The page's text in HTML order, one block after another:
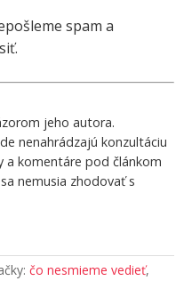
spam a
jeho autora.
nenahrádzajú konzultáciu
a komentáre pod článkom
nemusia zhodovať s
čo nesmieme vedieť,